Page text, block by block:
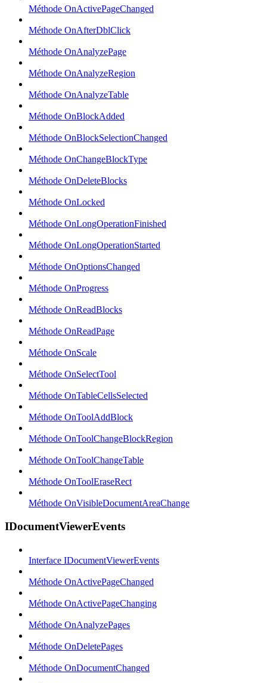
Méthode OnActivePageChanged
Méthode OnAfterDblClick
Méthode OnAnalyzePage
Méthode OnAnalyzeRegion
Méthode OnAnalyzeTable
Méthode OnBlockAdded
Méthode OnBlockSelectionChanged
Méthode OnChangeBlockType
Méthode OnDeleteBlocks
Méthode OnLocked
Méthode OnLongOperationFinished
Méthode OnLongOperationStarted
Méthode OnOptionsChanged
Méthode OnProgress
Méthode OnReadBlocks
Méthode OnReadPage
Méthode OnScale
Méthode OnSelectTool
Méthode OnTableCellsSelected
Méthode OnToolAddBlock
Méthode OnToolChangeBlockRegion
Méthode OnToolChangeTable
Méthode OnToolEraseRect
Méthode OnVisibleDocumentAreaChange
IDocumentViewerEvents
Interface IDocumentViewerEvents
Méthode OnActivePageChanged
Méthode OnActivePageChanging
Méthode OnAnalyzePages
Méthode OnDeletePages
Méthode OnDocumentChanged